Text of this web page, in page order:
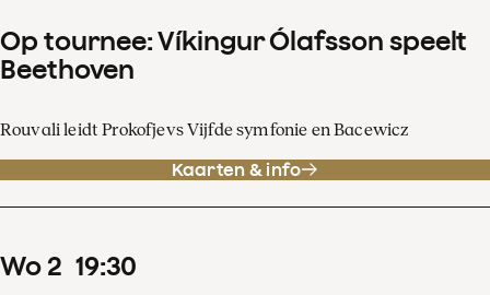
Op tournee: Víkingur Ólafsson speelt
Beethoven
Rouvali leidt Prokofjevs Vijfde symfonie en Bacewicz
Kaarten & info
wo 2 19:30